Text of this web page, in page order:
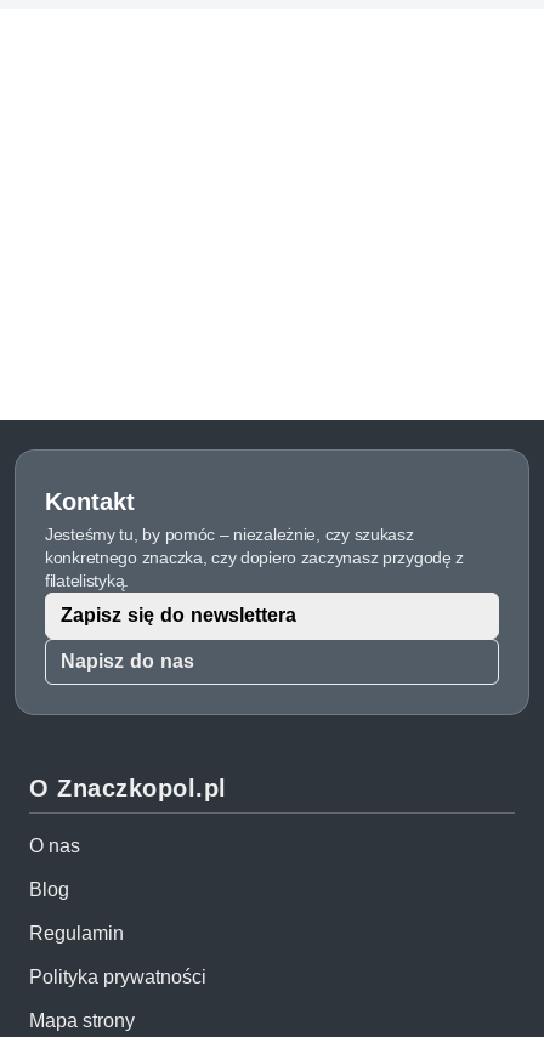
Kontakt
Jesteśmy tu, by pomóc – niezależnie, czy szukasz
konkretnego znaczka, czy dopiero zaczynasz przygodę z
filatelistyką.
Napisz do nas
Zapisz się do newslettera
O Znaczkopol.pl
O nas
Blog
Regulamin
Polityka prywatności
Mapa strony